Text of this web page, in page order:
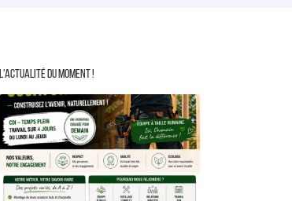
L'actualité du moment !